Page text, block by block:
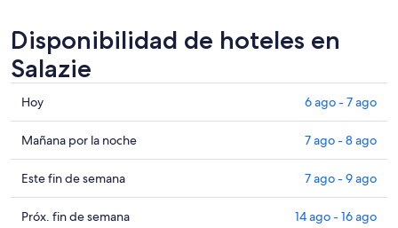
Disponibilidad de hoteles en
Salazie
Consultar
precios
en
Salazie
para
hoy,
6
Hoy 6 ago - 7 ago
Consultar
precios
en
Salazie
para
Mañana por la noche 7 ago - 8 ago
Consultar
precios
en
Este fin de semana 7 ago - 9 ago
Consultar
Próx. fin de semana 14 ago - 16 ago